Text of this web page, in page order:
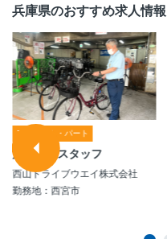
兵庫県のおすすめ求人情報
アルバイト・パート
施設管理スタッフ
西山ドライブウエイ株式会社
勤務地：西宮市